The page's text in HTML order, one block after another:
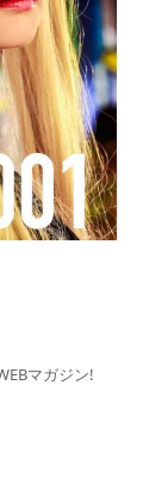
マガジン!